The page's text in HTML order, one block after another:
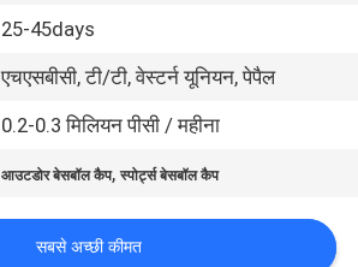
25-45days
एचएसबीसी, टी/टी, वेस्टर्न यूनियन, पेपैल
0.2-0.3 मिलियन पीसी / महीना
आउटडोर बेसबॉल कैप,स्पोर्ट्स बेसबॉल कैप
सबसे अच्छी कीमत